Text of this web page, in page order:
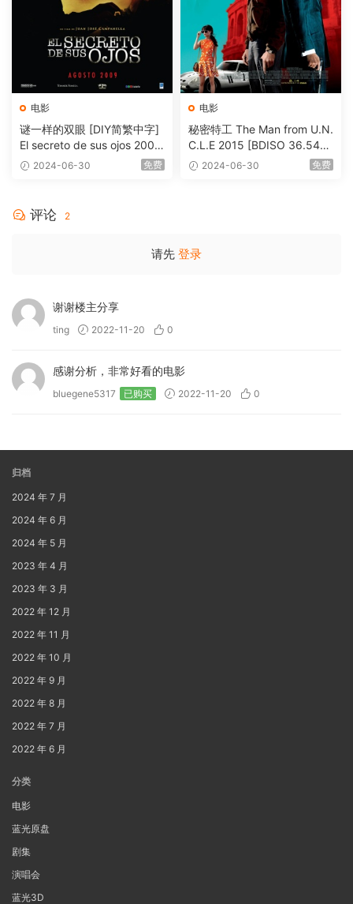
电影
谜一样的双眼 [DIY简繁中字]
El secreto de sus ojos 2009
1080p Blu-ray AVC DTS-HD
2024-06-30 免费
电影
秘密特工 The Man from U.N.
C.L.E 2015 [BDISO 36.54G
B] 2024-06-30 免费
评论 2
请先 登录
谢谢楼主分享
ting 2022-11-20 0
感谢分析，非常好看的电影
bluegene5317 已购买 2022-11-20 0
归档
2024 年 7 月
2024 年 6 月
2024 年 5 月
2023 年 4 月
2023 年 3 月
2022 年 12 月
2022 年 11 月
2022 年 10 月
2022 年 9 月
2022 年 8 月
2022 年 7 月
2022 年 6 月
分类
电影
蓝光原盘
剧集
演唱会
蓝光3D